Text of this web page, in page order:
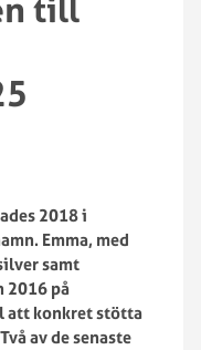
till
2018 i
Emma, med
samt
2016 på
att konkret stötta
av de senaste